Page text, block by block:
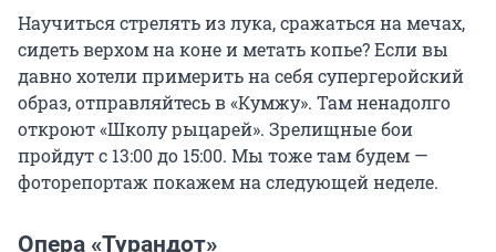
Научиться стрелять из лука, сражаться на мечах,
сидеть верхом на коне и метать копье? Если вы
давно хотели примерить на себя супергеройский
образ, отправляйтесь в «Кумжу». Там ненадолго
откроют «Школу рыцарей». Зрелищные бои
пройдут с 13:00 до 15:00. Мы тоже там будем —
фоторепортаж покажем на следующей неделе.
Опера «Турандот»